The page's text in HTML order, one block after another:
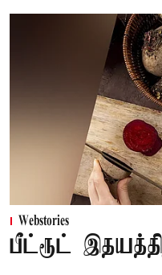
Webstories
பீட்ரூட்